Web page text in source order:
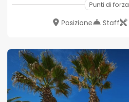
Punti di forza
Posizione Staff